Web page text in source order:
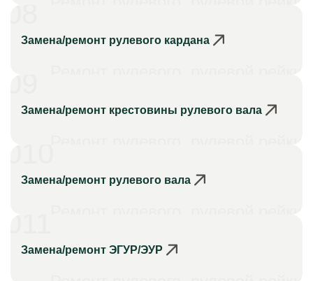
Замена/ремонт рулевого кардана
Замена/ремонт крестовины рулевого вала
Замена/ремонт рулевого вала
Замена/ремонт ЭГУР/ЭУР